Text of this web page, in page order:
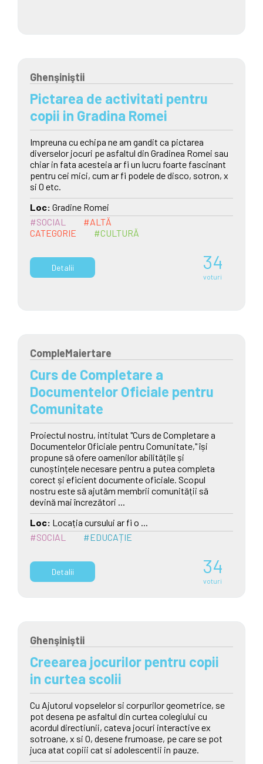
Ghenşiniştii
Pictarea de activitati pentru
copii in Gradina Romei
Impreuna cu echipa ne am gandit ca pictarea
diverselor jocuri pe asfaltul din Gradinea Romei sau
chiar in fata acesteia ar fi un lucru foarte fascinant
pentru cei mici, cum ar fi podele de disco, sotron, x
si 0 etc.
Loc: Gradine Romei
#SOCIAL
#ALTĂ
CATEGORIE
#CULTURĂ
Detalii 34
voturi
CompleMaiertare
Curs de Completare a
Documentelor Oficiale pentru
Comunitate
Proiectul nostru, intitulat "Curs de Completare a
Documentelor Oficiale pentru Comunitate," își
propune să ofere oamenilor abilitățile și
cunoștințele necesare pentru a putea completa
corect și eficient documente oficiale. Scopul
nostru este să ajutăm membrii comunității să
devină mai încrezători ...
Loc: Locația cursului ar fi o ...
#SOCIAL
#EDUCAȚIE
Detalii 34
voturi
Ghenşiniştii
Creearea jocurilor pentru copii
in curtea scolii
Cu Ajutorul vopselelor si corpurilor geometrice, se
pot desena pe asfaltul din curtea colegiului cu
acordul directiunii, cateva jocuri interactive ex
sotroane, x si 0, desene frumoase, pe care se pot
juca atat copiii cat si adolescentii in pauze.